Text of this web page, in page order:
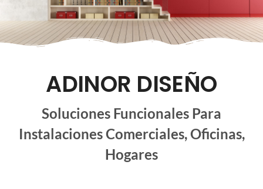
ADINOR DISEÑO
Soluciones Funcionales Para
Instalaciones Comerciales, Oficinas,
Hogares